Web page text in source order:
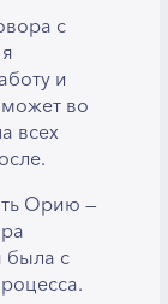
с
и
во
всех
Орию —
была с